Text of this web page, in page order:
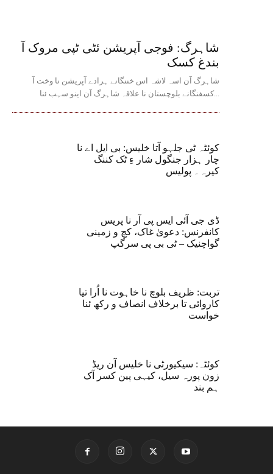
شاہرگ: فوجی آپریشن ئٹی ٹپی مروک آ
بندغ کسک
شاہرگ آن اسہ لاشہ اس خننگانے ہرادے آپریشن نا وخت آ
کسفنگانے بلوچستان نا علاقہ شاہرگ آن اینو سہب ئنا...
کوئٹہ ٹی جلہو آتا خلیس: بی ایل اے نا
چار ہزار جنگول شار ءِ ٹک کننگ
کیرہ۔ پولیس
ڈی جی آئی ایس پی آر نا پریس
کانفرنس: دعویٰ غاک، کچ و زمینی
گواچنیک – ٹی بی پی سرگپ
تربت: ظریف بلوچ نا خاہوت نا اُرا تیا
کاروائی تا برخلاف انصاف و رکھ ئنا
خواست
کوئٹہ: سیکیورٹی نا خلیس آن ریڈ
زون پورہ سیل، کیہی پین کسر آک
ہم بند